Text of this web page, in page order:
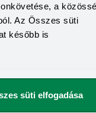
a
Az Összes süti
később is
süti elfogadása
kívül
között 4,23 és 4,39